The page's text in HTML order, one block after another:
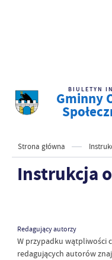
BIULETYN
Gminny
Strona główna
Instrukcja
Redagujący autorzy
W przypadku wątpliwości
redagujących autorów